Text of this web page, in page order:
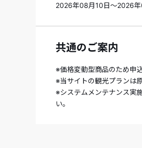
2026年08月10日～2026
共通のご案内
※価格変動型商品のため申
※当サイトの観光プランは
※システムメンテナンス実
い。